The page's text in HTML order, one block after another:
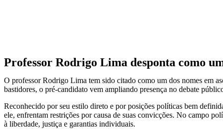
Professor Rodrigo Lima desponta como
O professorRodrigo Lima tem sido citado como um dos nomes em
bastidores, o pré-candidato vem ampliando presença no debate
Reconhecido por seu estilo direto e por posições políticas bem
ele, enfrentam restrições por causa de suas convicções. No campo
à liberdade, justiça e garantias individuais.